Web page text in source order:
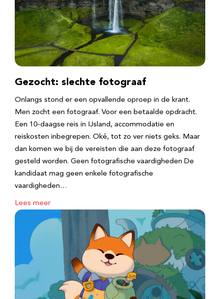
Gezocht: slechte fotograaf
Onlangs stond er een opvallende oproep in de krant.
Men zocht een fotograaf. Voor een betaalde opdracht.
Een 10-daagse reis in IJsland, accommodatie en
reiskosten inbegrepen. Oké, tot zo ver niets geks. Maar
dan komen we bij de vereisten die aan deze fotograaf
gesteld worden. Geen fotografische vaardigheden De
kandidaat mag geen enkele fotografische
vaardigheden…
Lees meer